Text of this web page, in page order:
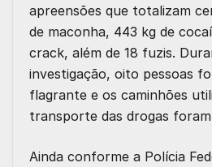
apreensões que totalizam
de maconha, 443 kg de
crack, além de 18 fuzis.
investigação, oito pessoas
flagrante e os caminhões
transporte das drogas
Ainda conforme a Polícia